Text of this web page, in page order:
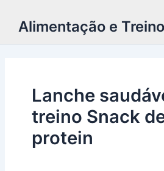
Alimentação e Treino
Lanche
treino Snack
protein